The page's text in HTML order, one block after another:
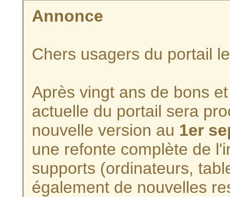
Annonce
Chers usagers du portail
Après vingt ans de bons
actuelle du portail sera
nouvelle version au 1er
une refonte complète de
supports (ordinateurs,
également de nouvelles